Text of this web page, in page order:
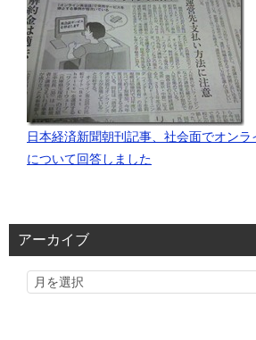
日本経済新聞朝刊記事、社会面でオン
について回答しました
アーカイブ